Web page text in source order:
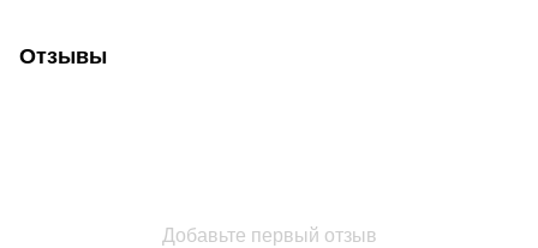
Отзывы
Добавьте первый отзыв